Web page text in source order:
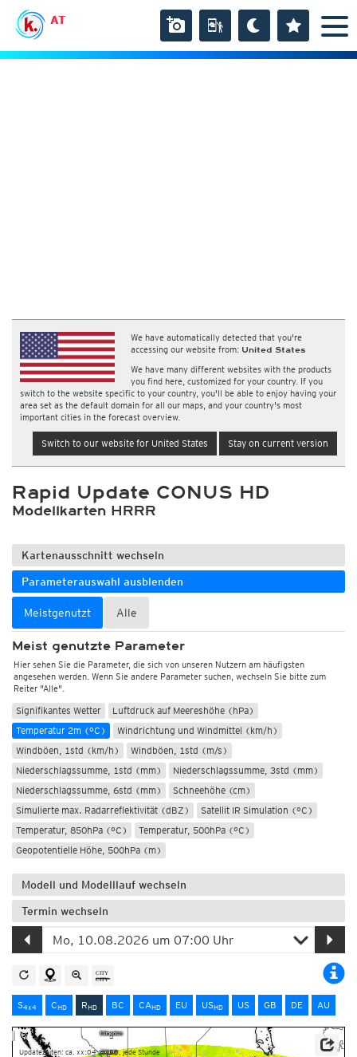
AT
We have automatically detected that you're
accessing our website from: United States
We have many different websites with the products
you find here, customized for your country. If you
switch to the website specific to your country, you'll be able to enjoy having your
area set as the default domain for all our maps, and your country's most
important cities in the forecast overview.
Switch to our website for United States Stay on current version
Rapid Update CONUS HD
Modellkarten HRRR
Kartenausschnitt wechseln
Parameterauswahl ausblenden
Meistgenutzt Alle
Meist genutzte Parameter
Hier sehen Sie die Parameter, die sich von unseren Nutzern am häufigsten
angesehen werden. Wenn Sie andere Parameter suchen, wechseln Sie bitte zum
Reiter "Alle".
Signifikantes Wetter
Luftdruck auf Meereshöhe (hPa)
Temperatur 2m (°C)
Windrichtung und Windmittel (km/h)
Windböen, 1std (km/h)
Windböen, 1std (m/s)
Niederschlagssumme, 1std (mm)
Niederschlagssumme, 3std (mm)
Niederschlagssumme, 6std (mm)
Schneehöhe (cm)
Simulierte max. Radarreflektivität (dBZ)
Satellit IR Simulation (°C)
Temperatur, 850hPa (°C)
Temperatur, 500hPa (°C)
Geopotentielle Höhe, 500hPa (m)
Modell und Modelllauf wechseln
Termin wechseln
S4x4 CHD RHD BC CAHD EU USHD US GB DE AU
Updatezeiten: ca. xx:04-xx:28, jede Stunde